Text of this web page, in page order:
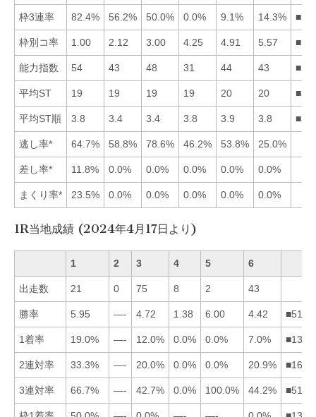
枠3連率 82.4% 56.2% 50.0% 0.0% 9.1% 14.3%
枠別コ率 1.00 2.12 3.00 4.25 4.91 5.57
能力指数 54 43 48 31 44 43
平均ST 19 19 19 19 20 20
平均ST順 3.8 3.4 3.4 3.8 3.9 3.8
逃し率* 64.7% 58.8% 78.6% 46.2% 53.8% 25.0%
差し率* 11.8% 0.0% 0.0% 0.0% 0.0% 0.0%
まくり率* 23.5% 0.0% 0.0% 0.0% 0.0% 0.0%
1R当地成績 (2024年4月17日より)
1 2 3 4 5 6
出走数 21 0 75 8 2 43
勝率 5.95 —- 4.72 1.38 6.00 4.42
1着率 19.0% —- 12.0% 0.0% 0.0% 7.0%
2連対率 33.3% —- 20.0% 0.0% 0.0% 20.9%
3連対率 66.7% —- 42.7% 0.0% 100.0% 44.2%